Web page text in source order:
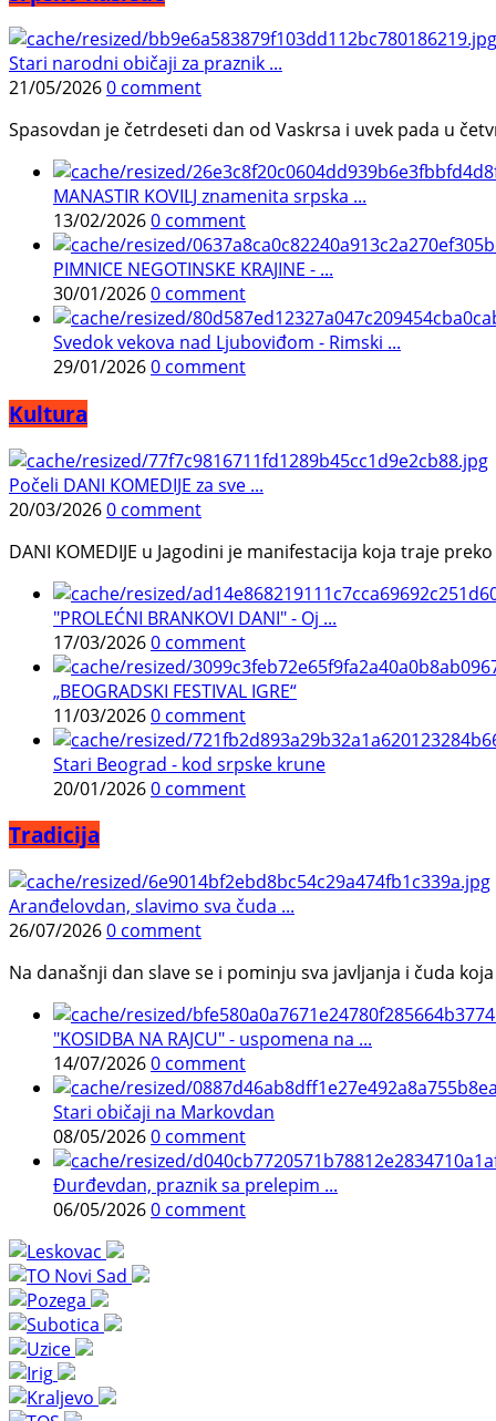
Stari narodni običaji za praznik ...
21/05/20260 comment
Spasovdan je četrdeseti dan od Vaskrsa i uvek pada u
MANASTIR KOVILJ znamenita srpska ...
13/02/20260 comment
PIMNICE NEGOTINSKE KRAJINE - ...
30/01/20260 comment
Svedok vekova nad Ljuboviđom - Rimski ...
29/01/20260 comment
Kultura
Počeli DANI KOMEDIJE za sve ...
20/03/20260 comment
DANI KOMEDIJE u Jagodini je manifestacija koja traje
"PROLEĆNI BRANKOVI DANI" - Oj ...
17/03/20260 comment
„BEOGRADSKI FESTIVAL IGRE“
11/03/20260 comment
Stari Beograd - kod srpske krune
20/01/20260 comment
Tradicija
Aranđelovdan, slavimo sva čuda ...
26/07/20260 comment
Na današnji dan slave se i pominju sva javljanja i čuda
"KOSIDBA NA RAJCU" - uspomena na ...
14/07/20260 comment
Stari običaji na Markovdan
08/05/20260 comment
Đurđevdan, praznik sa prelepim ...
06/05/20260 comment